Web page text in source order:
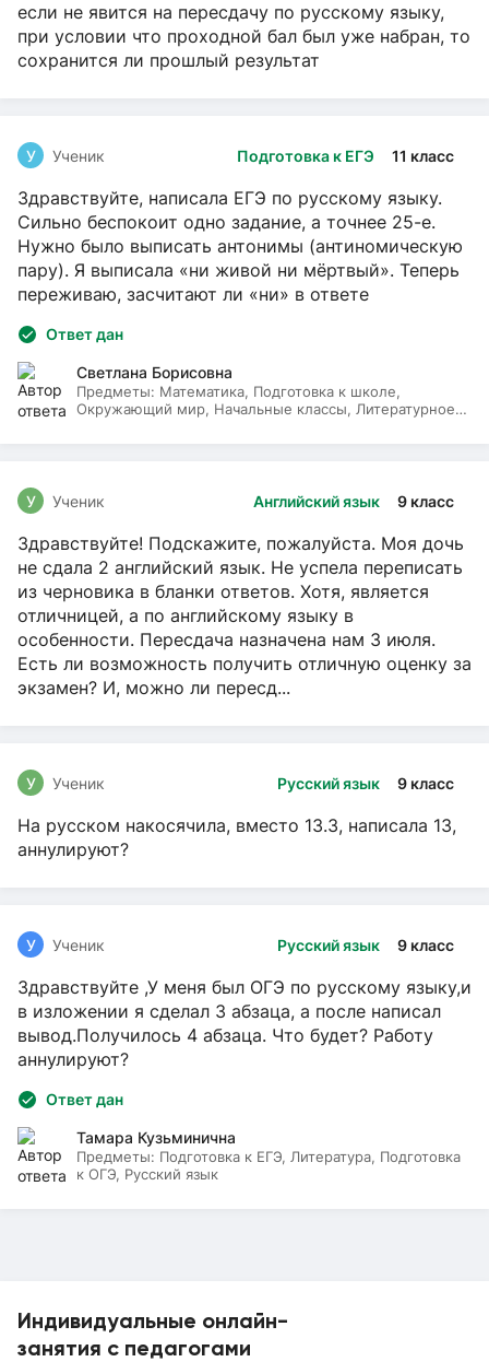
Индивидуальные онлайн-
занятия с педагогами
если не явится на пересдачу по русскому языку,
при условии что проходной бал был уже набран, то
сохранится ли прошлый результат
Подготовка к ЕГЭ 11 класс
У Ученик
Здравствуйте, написала ЕГЭ по русскому языку.
Сильно беспокоит одно задание, а точнее 25-е.
Нужно было выписать антонимы (антиномическую
пару). Я выписала «ни живой ни мёртвый». Теперь
переживаю, засчитают ли «ни» в ответе
Ответ дан
Светлана Борисовна
Предметы: Математика, Подготовка к школе,
Окружающий мир, Начальные классы, Литературное
Английский язык 9 класс
У Ученик
Здравствуйте! Подскажите, пожалуйста. Моя дочь
не сдала 2 английский язык. Не успела переписать
из черновика в бланки ответов. Хотя, является
отличницей, а по английскому языку в
особенности. Пересдача назначена нам 3 июля.
Есть ли возможность получить отличную оценку за
экзамен? И, можно ли пересд...
Русский язык 9 класс
У Ученик
На русском накосячила, вместо 13.3, написала 13,
аннулируют?
Русский язык 9 класс
У Ученик
Здравствуйте ,У меня был ОГЭ по русскому языку,и
в изложении я сделал 3 абзаца, а после написал
вывод.Получилось 4 абзаца. Что будет? Работу
аннулируют?
Ответ дан
Тамара Кузьминична
Предметы: Подготовка к ЕГЭ, Литература, Подготовка
к ОГЭ, Русский язык